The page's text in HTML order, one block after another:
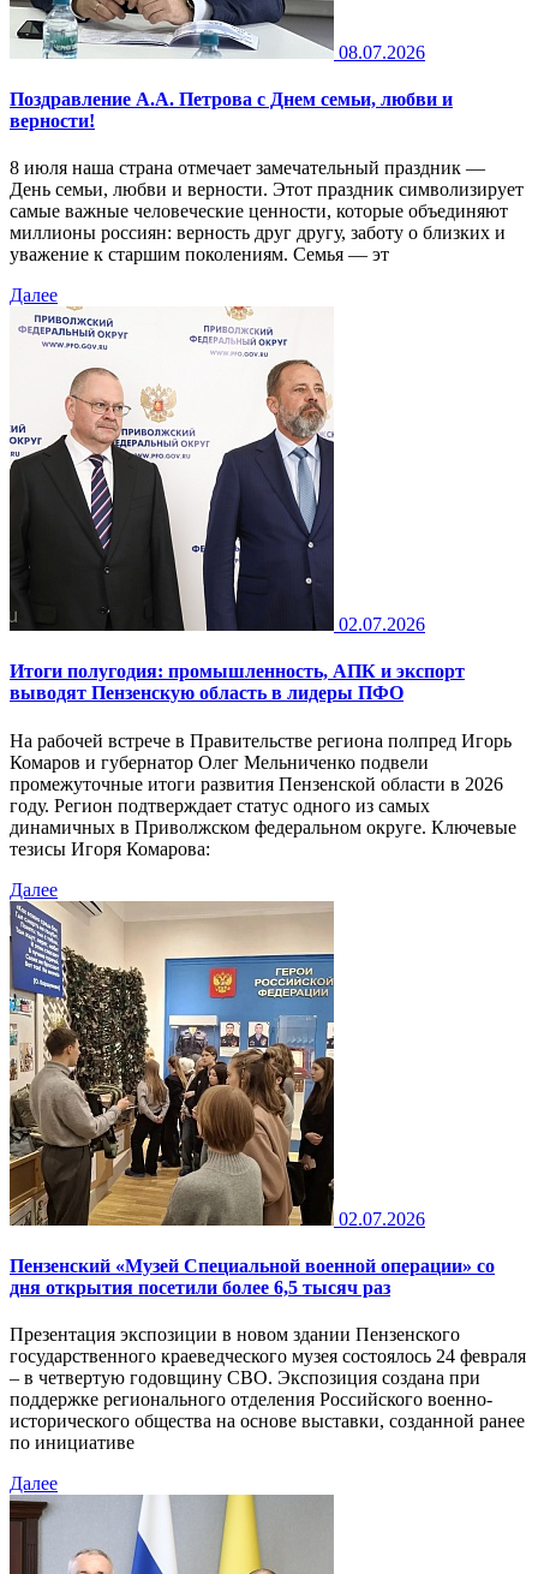
08.07.2026
Поздравление А.А. Петрова с Днем семьи, любви и
верности!
8 июля наша страна отмечает замечательный праздник —
День семьи, любви и верности. Этот праздник символизирует
самые важные человеческие ценности, которые объединяют
миллионы россиян: верность друг другу, заботу о близких и
уважение к старшим поколениям. Семья — эт
Далее
02.07.2026
Итоги полугодия: промышленность, АПК и экспорт
выводят Пензенскую область в лидеры ПФО
На рабочей встрече в Правительстве региона полпред Игорь
Комаров и губернатор Олег Мельниченко подвели
промежуточные итоги развития Пензенской области в 2026
году. Регион подтверждает статус одного из самых
динамичных в Приволжском федеральном округе. Ключевые
тезисы Игоря Комарова:
Далее
02.07.2026
Пензенский «Музей Специальной военной операции» со
дня открытия посетили более 6,5 тысяч раз
Презентация экспозиции в новом здании Пензенского
государственного краеведческого музея состоялось 24 февраля
– в четвертую годовщину СВО. Экспозиция создана при
поддержке регионального отделения Российского военно-
исторического общества на основе выставки, созданной ранее
по инициативе
Далее